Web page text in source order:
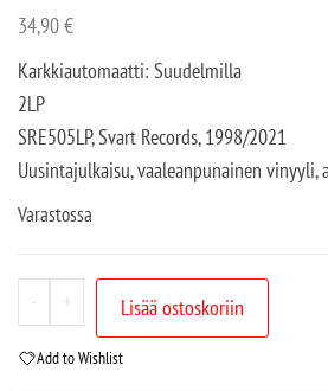
34,90€
Karkkiautomaatti: Suudelmilla
2LP
SRE505LP,Svart Records, 1998/2021
Uusintajulkaisu, vaaleanpunainen vinyyli,
Varastossa
- + Lisää ostoskoriin
Add to Wishlist